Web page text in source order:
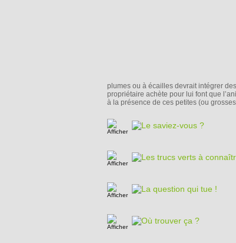
plumes ou à écailles devrait intégrer
propriétaire achète pour lui font que
à la présence de ces petites (ou